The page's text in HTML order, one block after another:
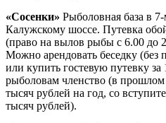
«Сосенки» Рыболовная база в
Калужскому шоссе. Путевка
(право на вылов рыбы с 6.00 до
Можно арендовать беседку (без
или купить гостевую путевку
рыболовам членство (в прошлом
тысяч рублей на год, со
тысяч рублей).